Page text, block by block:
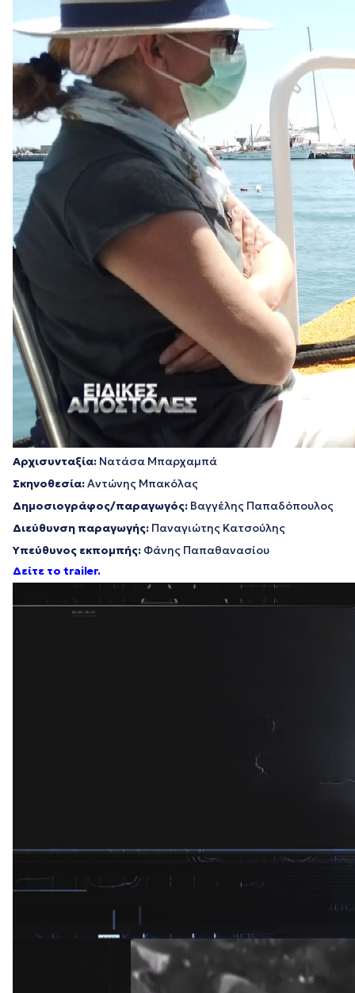
Αρχισυνταξία: Νατάσα Μπαρχαμπά
Σκηνοθεσία:Αντώνης Μπακόλας
Δημοσιογράφος/παραγωγός: Βαγγέλης Παπαδόπουλος
Διεύθυνση παραγωγής: Παναγιώτης Κατσούλης
Υπεύθυνος εκπομπής: Φάνης Παπαθανασίου
Δείτε το trailer.